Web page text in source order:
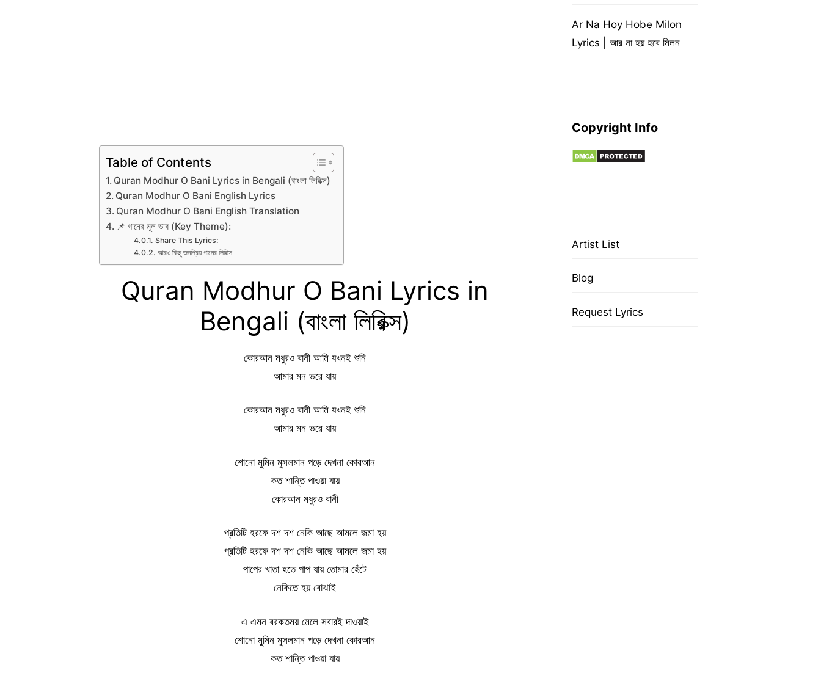
Table of Contents
Quran Modhur O Bani Lyrics in Bengali (বাংলা লিরিক্স)
Quran Modhur O Bani English Lyrics
Quran Modhur O Bani English Translation
📌 গানের মূল ভাব (Key Theme):
Share This Lyrics:
আরও কিছু জনপ্রিয় গানের লিরিক্স
Quran Modhur O Bani Lyrics in
Bengali (বাংলা লিরিক্স)
কোরআন মধুরও বানী আমি যখনই শুনি
আমার মন ভরে যায়
কোরআন মধুরও বানী আমি যখনই শুনি
আমার মন ভরে যায়
শোনো মুমিন মুসলমান পড়ে দেখনা কোরআন
কত শান্তি পাওয়া যায়
কোরআন মধুরও বানী
প্রতিটি হরফে দশ দশ নেকি আছে আমলে জমা হয়
প্রতিটি হরফে দশ দশ নেকি আছে আমলে জমা হয়
পাপের খাতা হতে পাপ যায় তোমার হেঁটে
নেকিতে হয় বোঝাই
এ এমন বরকতময় মেলে সবারই দাওয়াই
শোনো মুমিন মুসলমান পড়ে দেখনা কোরআন
কত শান্তি পাওয়া যায়
Ar Na Hoy Hobe Milon
Lyrics | আর না হয় হবে মিলন
Copyright Info
Artist List
Blog
Request Lyrics